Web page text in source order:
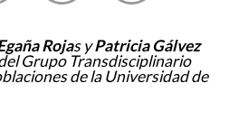
Rojas yPatricia Gálvez
Grupo Transdisciplinario
de la Universidad de